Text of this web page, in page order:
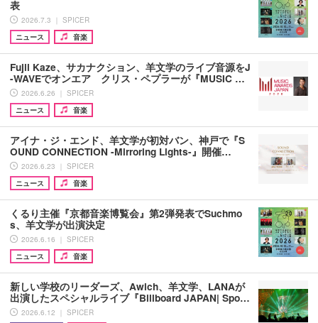
表
2026.7.3 ｜ SPICER
ニュース
音楽
Fujii Kaze、サカナクション、羊文学のライブ音源をJ
-WAVEでオンエア クリス・ペプラーが『MUSIC …
2026.6.26 ｜ SPICER
ニュース
音楽
アイナ・ジ・エンド、羊文学が初対バン、神戸で『S
OUND CONNECTION -Mirroring Lights-』開催…
2026.6.23 ｜ SPICER
ニュース
音楽
くるり主催『京都音楽博覧会』第2弾発表でSuchmo
s、羊文学が出演決定
2026.6.16 ｜ SPICER
ニュース
音楽
新しい学校のリーダーズ、Awich、羊文学、LANAが
出演したスペシャルライブ『Billboard JAPAN| Spo…
2026.6.12 ｜ SPICER